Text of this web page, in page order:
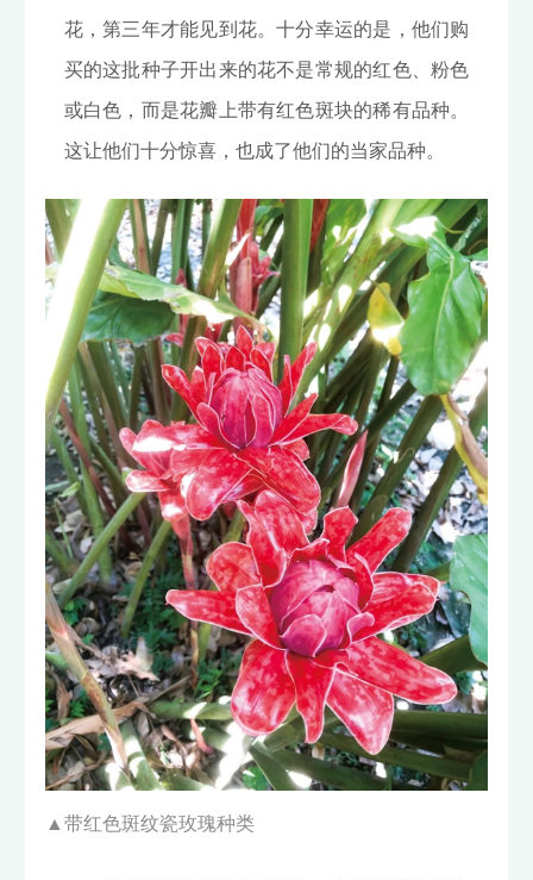
花，第三年才能见到花。十分幸运的是，他们购
买的这批种子开出来的花不是常规的红色、粉色
或白色，而是花瓣上带有红色斑块的稀有品种。
这让他们十分惊喜，也成了他们的当家品种。
▲ 带红色斑纹瓷玫瑰种类